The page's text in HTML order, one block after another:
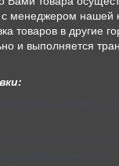
с менеджером нашей
товаров в другие
и выполняется